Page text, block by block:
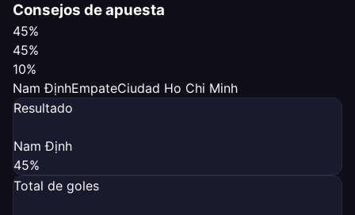
Consejos de apuesta
45%
45%
10%
Nam ĐịnhEmpateCiudad Ho Chi Minh
Resultado
Nam Định
45%
Total de goles